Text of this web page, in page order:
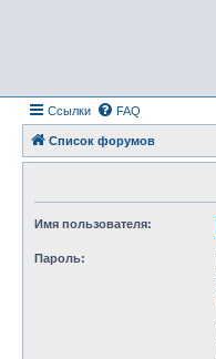
Ссылки FAQ
Список форумов
Имя пользователя:
Пароль: